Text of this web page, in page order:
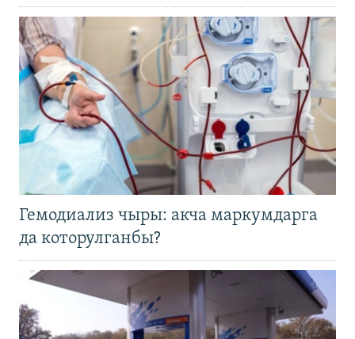
Гемодиализ чыры: акча маркумдарга
да которулганбы?